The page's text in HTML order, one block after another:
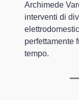
Archimede
interventi di
perfettamente
tempo.